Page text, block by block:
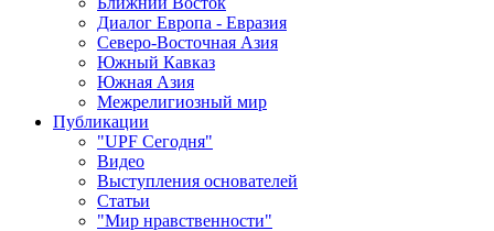
Диалог Европа - Евразия
Северо-Восточная Азия
Южный Кавказ
Южная Азия
Межрелигиозный мир
Публикации
"UPF Сегодня"
Видео
Выступления основателей
Статьи
"Мир нравственности"